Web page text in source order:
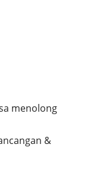
menolong
&